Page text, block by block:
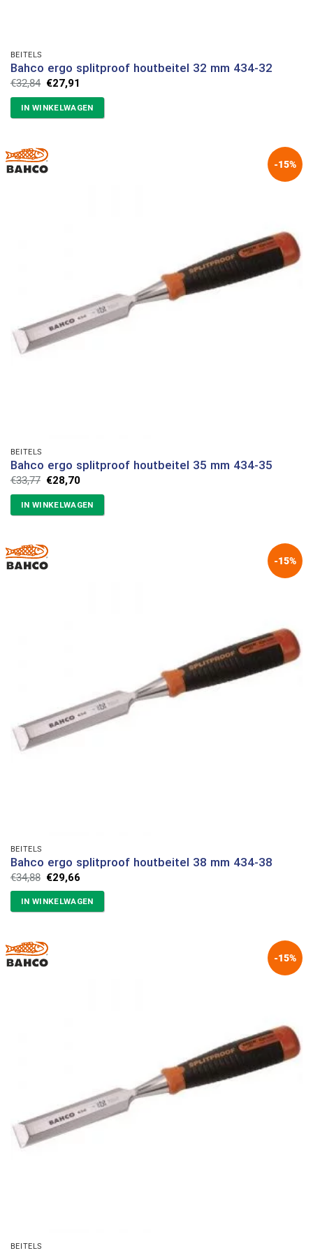
BEITELS
Bahco ergo splitproof houtbeitel 32 mm 434-32
€32,84 Oorspronkelijke
prijs
was:
€32,84.
€27,91
is:
€27,91.
IN WINKELWAGEN
-15%
BEITELS
Bahco ergo splitproof houtbeitel 35 mm 434-35
€33,77 Oorspronkelijke
prijs
was:
€33,77.
€28,70Huidige
is:
€28,70.
IN WINKELWAGEN
-15%
BEITELS
Bahco ergo splitproof houtbeitel 38 mm 434-38
€34,88 Oorspronkelijke
prijs
was:
€34,88.
€29,66Huidige
is:
€29,66.
IN WINKELWAGEN
-15%
BEITELS